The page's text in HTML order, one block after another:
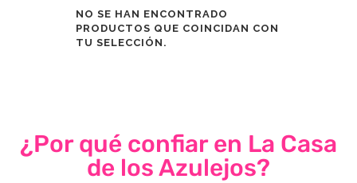
NO SE HAN ENCONTRADO
PRODUCTOS QUE COINCIDAN CON
TU SELECCIÓN.
¿Por qué confiar en La Casa
de los Azulejos?